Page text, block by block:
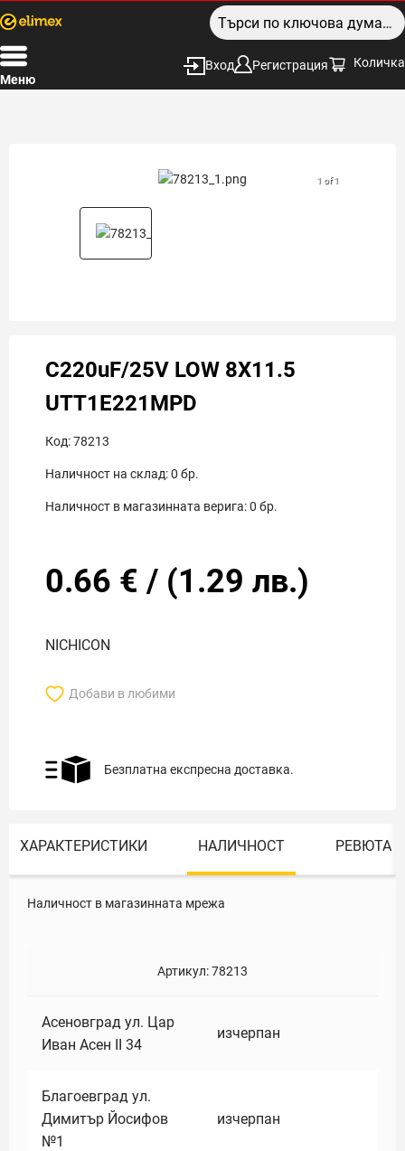
Меню
Вход Регистрация Количка
1 of 1
C220uF/25V LOW 8X11.5
UTT1E221MPD
Код:78213
Наличност на склад:0 бр.
Наличност в магазинната верига:0 бр.
0.66 € / (1.29 лв.)
NICHICON
Добави в любими
Безплатна експресна доставка.
ХАРАКТЕРИСТИКИ НАЛИЧНОСТ РЕВЮТА
Наличност в магазинната мрежа
Артикул:78213
Асеновград ул. Цар
Иван Асен II 34
изчерпан
Благоевград ул.
Димитър Йосифов
№1
изчерпан